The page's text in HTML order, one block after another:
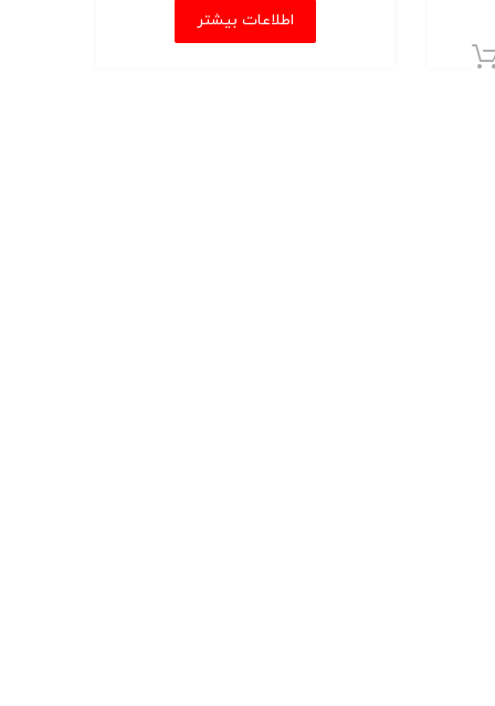
اطلاعات بیشتر